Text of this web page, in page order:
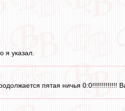
я указал.
пятая ничья 0:0!!!!!!!!!!!!!